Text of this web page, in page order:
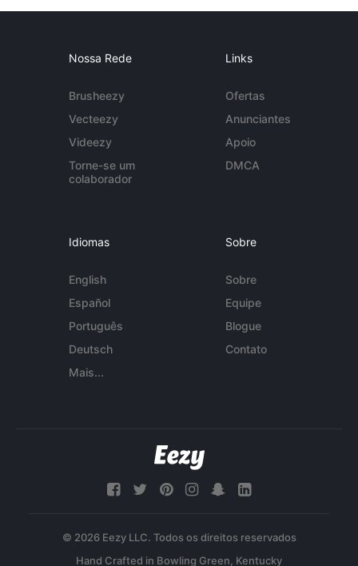
Nossa Rede
Brusheezy
Vecteezy
Videezy
Torne-se um
colaborador
Links
Ofertas
Anunciantes
Apoio
DMCA
Idiomas
English
Español
Português
Deutsch
Mais...
Sobre
Sobre
Equipe
Blogue
Contato
© 2026 Eezy LLC. Todos os direitos reservados